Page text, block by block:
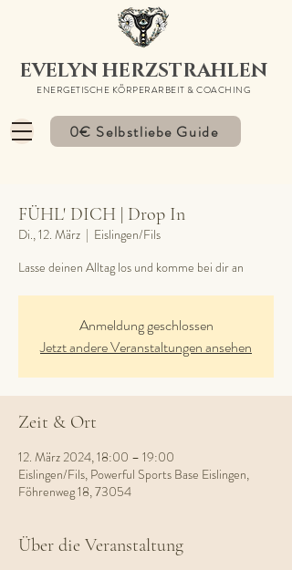
ENERGETISCHE KÖRPERARBEIT & COACHING
EVELYN HERZSTRAHLEN
0€ Selbstliebe Guide
FÜHL' DICH | Drop In
Di., 12. März
  |
Eislingen/Fils
Lasse deinen Alltag los und komme bei dir an
Anmeldung geschlossen
Jetzt andere Veranstaltungen ansehen
Zeit & Ort
12. März 2024, 18:00 – 19:00
Eislingen/Fils, Powerful Sports Base Eislingen,
Föhrenweg 18, 73054
Über die Veranstaltung